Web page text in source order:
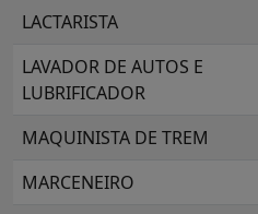
LACTARISTA
LAVADOR DE AUTOS E
LUBRIFICADOR
MAQUINISTA DE TREM
MARCENEIRO